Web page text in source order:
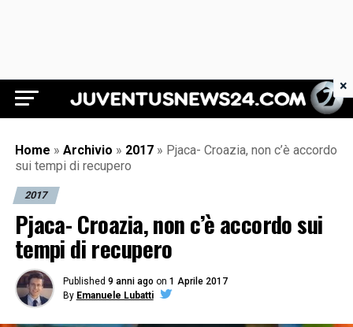
Juventus News 24
Home » Archivio » 2017 » Pjaca- Croazia, non c’è accordo
sui tempi di recupero
2017
Pjaca- Croazia, non c’è accordo sui
tempi di recupero
Published 9 anni ago on 1 Aprile 2017
By Emanuele Lubatti
×